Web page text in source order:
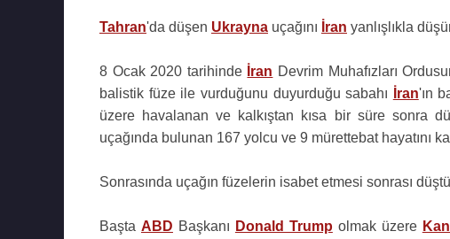
Tahran'da düşen Ukrayna uçağını İran yanlışlıkla
8 Ocak 2020 tarihinde İran Devrim Muhafızları
balistik füze ile vurduğunu duyurduğu sabahı
İran'ın
üzere havalanan ve kalkıştan kısa bir süre sonra
uçağında bulunan 167 yolcu ve 9 mürettebat hayatını
Sonrasında uçağın füzelerin isabet etmesi sonrası
Başta ABD Başkanı Donald Trump olmak üzere